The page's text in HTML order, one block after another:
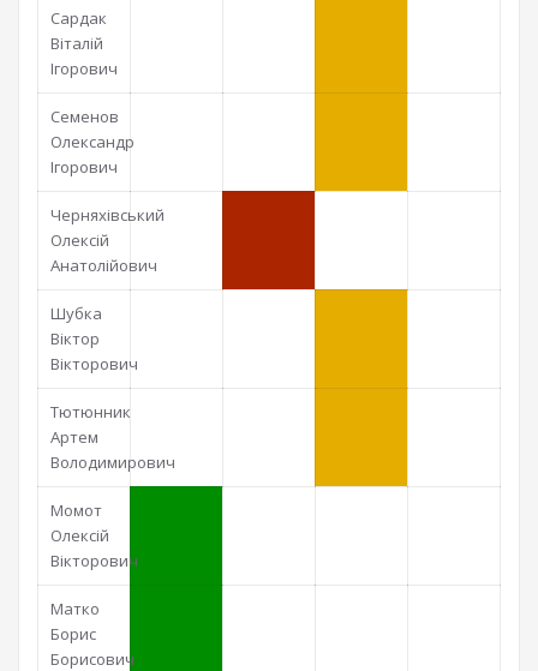
Сардак
Віталій
Ігорович
Семенов
Олександр
Ігорович
Черняхівський
Олексій
Анатолійович
Шубка
Віктор
Вікторович
Тютюнник
Артем
Володимирович
Момот
Олексій
Вікторович
Матко
Борис
Борисович